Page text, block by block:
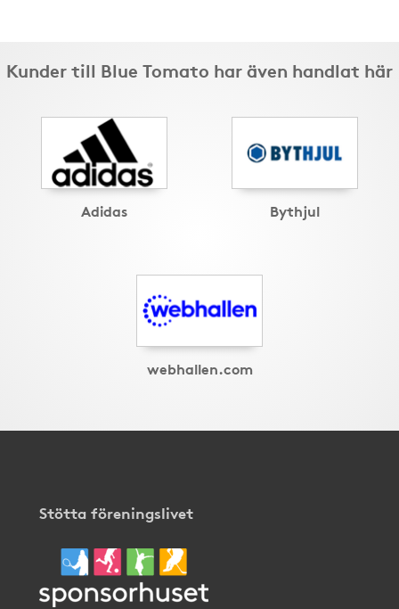
Kunder till Blue Tomato har även handlat här
Adidas Bythjul
webhallen.com
Stötta föreningslivet